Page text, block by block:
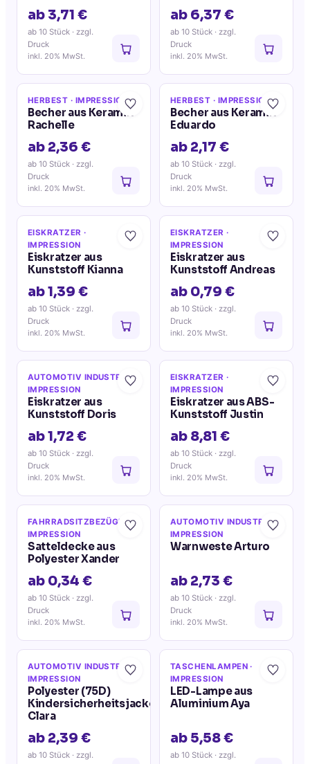
ab 3,71 €
ab 10 Stück · zzgl.
Druck
inkl. 20% MwSt.
ab 6,37 €
ab 10 Stück · zzgl.
Druck
inkl. 20% MwSt.
HERBEST · IMPRESSION
Becher aus Keramik
Rachelle
ab 2,36 €
ab 10 Stück · zzgl.
Druck
inkl. 20% MwSt.
HERBEST · IMPRESSION
Becher aus Keramik
Eduardo
ab 2,17 €
ab 10 Stück · zzgl.
Druck
inkl. 20% MwSt.
EISKRATZER ·
IMPRESSION
Eiskratzer aus
Kunststoff Kianna
ab 1,39 €
ab 10 Stück · zzgl.
Druck
inkl. 20% MwSt.
EISKRATZER ·
IMPRESSION
Eiskratzer aus
Kunststoff Andreas
ab 0,79 €
ab 10 Stück · zzgl.
Druck
inkl. 20% MwSt.
AUTOMOTIV INDUSTRIE·
IMPRESSION
Eiskratzer aus
Kunststoff Doris
ab 1,72 €
ab 10 Stück · zzgl.
Druck
inkl. 20% MwSt.
EISKRATZER ·
IMPRESSION
Eiskratzer aus ABS-
Kunststoff Justin
ab 8,81 €
ab 10 Stück · zzgl.
Druck
inkl. 20% MwSt.
FAHRRADSITZBEZÜGE ·
IMPRESSION
Satteldecke aus
Polyester Xander
ab 0,34 €
ab 10 Stück · zzgl.
Druck
inkl. 20% MwSt.
AUTOMOTIV INDUSTRIE·
IMPRESSION
Warnweste Arturo
ab 2,73 €
ab 10 Stück · zzgl.
Druck
inkl. 20% MwSt.
AUTOMOTIV INDUSTRIE·
IMPRESSION
Polyester (75D)
Kindersicherheitsjacke
Clara
ab 2,39 €
ab 10 Stück · zzgl.
TASCHENLAMPEN·
IMPRESSION
LED-Lampe aus
Aluminium Aya
ab 5,58 €
ab 10 Stück · zzgl.